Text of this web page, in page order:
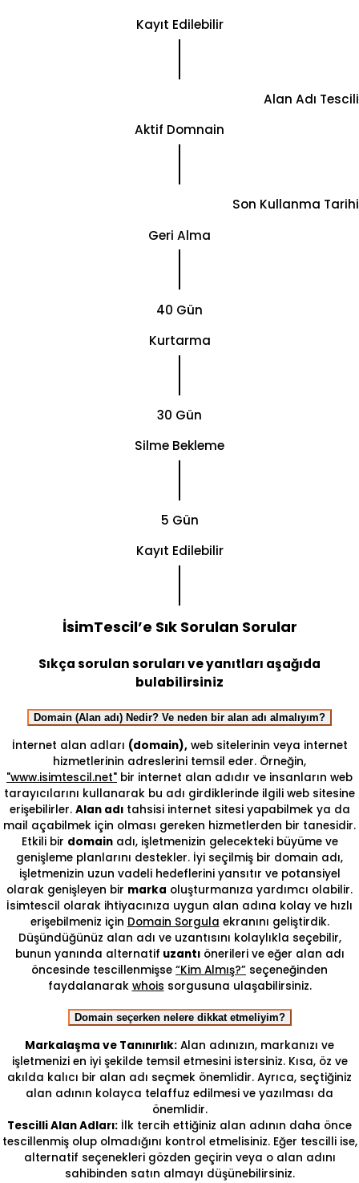
Kayıt Edilebilir
Alan Adı Tescili
Aktif Domnain
Son Kullanma Tarihi
Geri Alma
40 Gün
Kurtarma
30 Gün
Silme Bekleme
5 Gün
Kayıt Edilebilir
İsimTescil’e Sık Sorulan Sorular
Sıkça sorulan soruları ve yanıtları aşağıda
bulabilirsiniz
Domain (Alan adı) Nedir? Ve neden bir alan adı almalıyım?
İnternet alan adları (domain),web sitelerinin veya internet
hizmetlerinin adreslerini temsil eder. Örneğin,
"www.isimtescil.net" bir internet alan adıdır ve insanların web
tarayıcılarını kullanarak bu adı girdiklerinde ilgili web sitesine
erişebilirler. Alan adıtahsisi internet sitesi yapabilmek ya da
mail açabilmek için olması gereken hizmetlerden bir tanesidir.
Etkili bir domainadı, işletmenizin gelecekteki büyüme ve
genişleme planlarını destekler. İyi seçilmiş bir domain adı,
işletmenizin uzun vadeli hedeflerini yansıtır ve potansiyel
olarak genişleyen bir marka oluşturmanıza yardımcı olabilir.
İsimtescil olarak ihtiyacınıza uygun alan adına kolay ve hızlı
erişebilmeniz için Domain Sorgula ekranını geliştirdik.
Düşündüğünüz alan adı ve uzantısını kolaylıkla seçebilir,
bunun yanında alternatif uzantıönerileri ve eğer alan adı
öncesinde tescillenmişse “Kim Almış?” seçeneğinden
faydalanarak whois sorgusuna ulaşabilirsiniz.
Domain seçerken nelere dikkat etmeliyim?
Markalaşma ve Tanınırlık: Alan adınızın, markanızı ve
işletmenizi en iyi şekilde temsil etmesini istersiniz. Kısa, öz ve
akılda kalıcı bir alan adı seçmek önemlidir. Ayrıca, seçtiğiniz
alan adının kolayca telaffuz edilmesi ve yazılması da
önemlidir.
Tescilli Alan Adları: İlk tercih ettiğiniz alan adının daha önce
tescillenmiş olup olmadığını kontrol etmelisiniz. Eğer tescilli ise,
alternatif seçenekleri gözden geçirin veya o alan adını
sahibinden satın almayı düşünebilirsiniz.